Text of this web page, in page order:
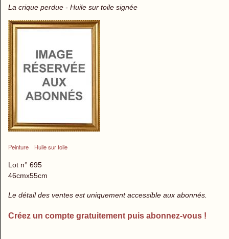
La crique perdue - Huile sur toile signée
Peinture Huile sur toile
Lot n° 695
46cmx55cm
Le détail des ventes est uniquement accessible aux abonnés.
Créez un compte gratuitement puis abonnez-vous !